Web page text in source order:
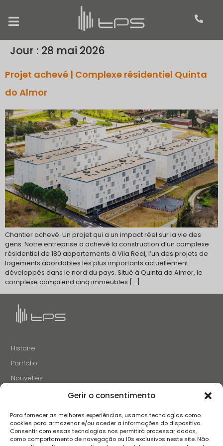
Gerir o consentimento
Para fornecer as melhores experiências, usamos tecnologias como
cookies para armazenar e/ou aceder a informações do dispositivo.
Consentir com essas tecnologias nos permitirá processar dados,
como comportamento de navegação ou IDs exclusivos neste site. Não
Jour : 28 mai 2026
Projet achevé | Complexe résidentiel Quinta
do Almor
Chantier achevé. Un projet qui a un impact réel sur la vie des
gens. Notre entreprise a achevé la construction d’un complexe
résidentiel de 180 appartements à Vila Real, l’un des projets de
logements abordables les plus importants actuellement
développés dans le nord du pays. Situé à Quinta do Almor, le
complexe comprend cinq immeubles […]
Histoire
Portfolio
Nouvelles
Projets et Initiatives
Contacts